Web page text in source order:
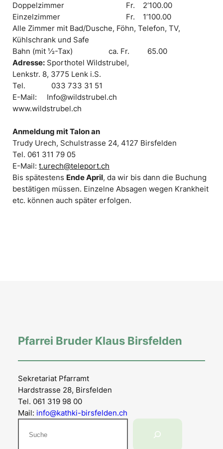
Doppelzimmer Fr. 2‘100.00
Einzelzimmer Fr. 1‘100.00
Alle Zimmer mit Bad/Dusche, Föhn, Telefon, TV,
Kühlschrank und Safe
Bahn (mit ½-Tax) ca. Fr. 65.00
Adresse: Sporthotel Wildstrubel,
Lenkstr. 8, 3775 Lenk i.S.
Tel. 033 733 31 51
E-Mail: Info@wildstrubel.ch
www.wildstrubel.ch
Anmeldung mit Talon an
Trudy Urech, Schulstrasse 24, 4127 Birsfelden
Tel. 061 311 79 05
E-Mail: t.urech@teleport.ch
Bis spätestens Ende April, da wir bis dann die Buchung
bestätigen müssen. Einzelne Absagen wegen Krankheit
etc. können auch später erfolgen.
Pfarrei Bruder Klaus Birsfelden
Sekretariat Pfarramt
Hardstrasse 28, Birsfelden
Tel. 061 319 98 00
Mail: info@kathki-birsfelden.ch